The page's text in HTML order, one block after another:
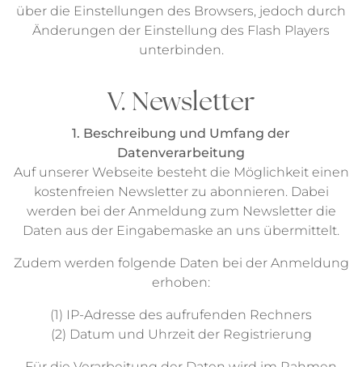
über die Einstellungen des Browsers, jedoch durch
Änderungen der Einstellung des Flash Players
unterbinden.
V. Newsletter
1. Beschreibung und Umfang der
Datenverarbeitung
Auf unserer Webseite besteht die Möglichkeit einen
kostenfreien Newsletter zu abonnieren. Dabei
werden bei der Anmeldung zum Newsletter die
Daten aus der Eingabemaske an uns übermittelt.
Zudem werden folgende Daten bei der Anmeldung
erhoben:
(1) IP-Adresse des aufrufenden Rechners
(2) Datum und Uhrzeit der Registrierung